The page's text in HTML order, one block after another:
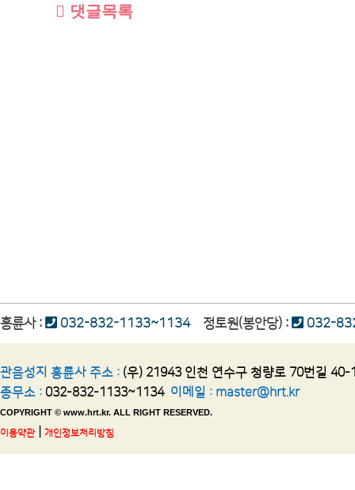
댓글목록
흥륜사 : 032-832-1133~1134정토원(봉안당) : 032-
관음성지 흥륜사 주소 : (우) 21943 인천 연수구 청량로 70번길 40-
종무소 : 032-832-1133~1134 이메일 : master@hrt.kr
COPYRIGHT © www.hrt.kr. ALL RIGHT RESERVED.
이용약관| 개인정보처리방침